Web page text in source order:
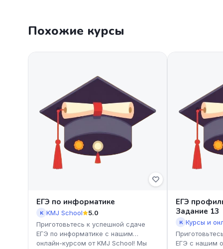
Похожие курсы
ЕГЭ по информатике
K KMJ School
5.0
Приготовьтесь к успешной сдаче
ЕГЭ по информатике с нашим
онлайн-курсом от KMJ School! Мы
ЕГЭ
Задание 13
К
ЕГЭ с нашим